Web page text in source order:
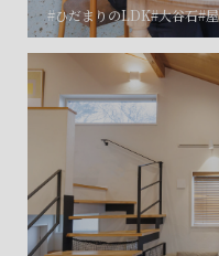
#ひだまりのLDK#大谷石#